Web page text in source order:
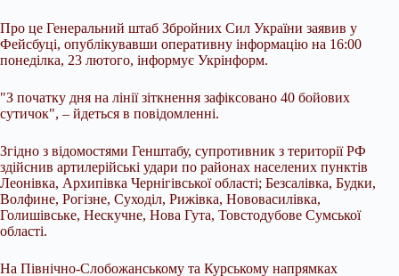
Про це Генеральний штаб Збройних Сил України заявив у
Фейсбуці, опублікувавши оперативну інформацію на 16:00
понеділка, 23 лютого, інформує Укрінформ.
"З початку дня на лінії зіткнення зафіксовано 40 бойових
сутичок", – йдеться в повідомленні.
Згідно з відомостями Генштабу, супротивник з території РФ
здійснив артилерійські удари по районах населених пунктів
Леонівка, Архипівка Чернігівської області; Безсалівка, Будки,
Волфине, Рогізне, Суходіл, Рижівка, Нововасилівка,
Голишівське, Нескучне, Нова Гута, Товстодубове Сумської
області.
На Північно-Слобожанському та Курському напрямках